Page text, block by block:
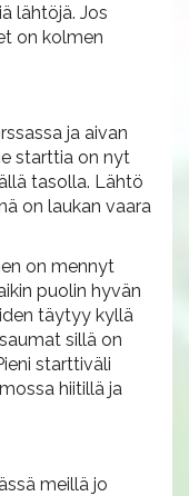
lähtöjä. Jos
on kolmen
ja aivan
starttia on nyt
tasolla. Lähtö
on laukan vaara
on mennyt
puolin hyvän
täytyy kyllä
sillä on
starttiväli
hiitillä ja
meillä jo